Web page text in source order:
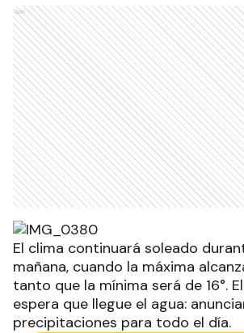
Ads
El clima continuará soleado
mañana, cuando la máxima
tanto que la mínima será de 16°.
espera que llegue el agua:
precipitaciones para todo el día.